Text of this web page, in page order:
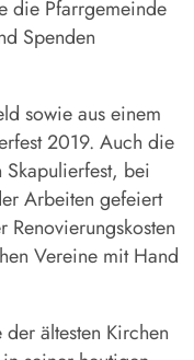
die Pfarrgemeinde
Spenden
sowie aus einem
2019. Auch die
Skapulierfest, bei
Arbeiten gefeiert
Vereine mit Hand
ältesten Kirchen